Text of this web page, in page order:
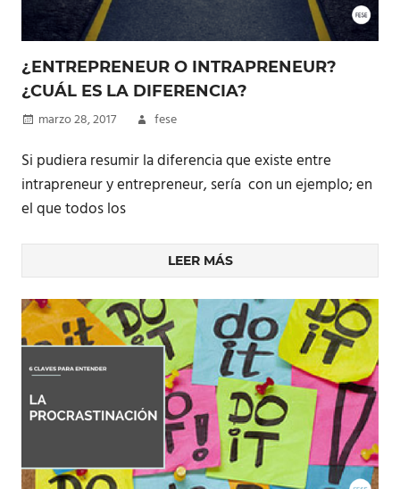
¿ENTREPRENEUR O INTRAPRENEUR?
¿CUÁL ES LA DIFERENCIA?
marzo 28, 2017 fese
Si pudiera resumir la diferencia que existe entre
intrapreneur y entrepreneur, sería con un ejemplo; en
el que todos los
LEER MÁS